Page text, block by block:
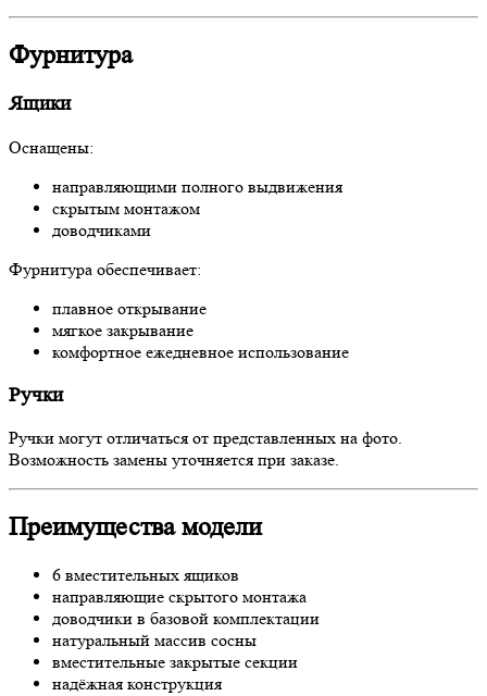
Фурнитура
Ящики
Оснащены:
направляющими полного выдвижения
скрытым монтажом
доводчиками
Фурнитура обеспечивает:
плавное открывание
мягкое закрывание
комфортное ежедневное использование
Ручки
Ручки могут отличаться от представленных на фото.
Возможность замены уточняется при заказе.
Преимущества модели
6 вместительных ящиков
направляющие скрытого монтажа
доводчики в базовой комплектации
натуральный массив сосны
вместительные закрытые секции
надёжная конструкция